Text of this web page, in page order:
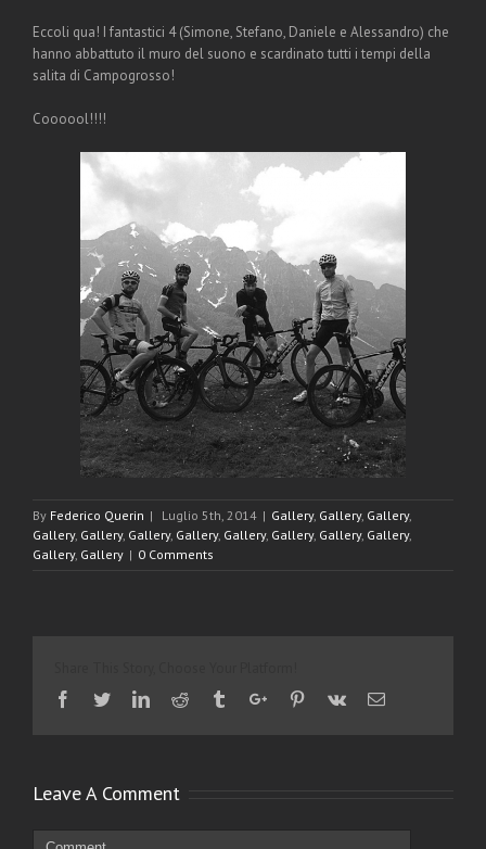
Eccoli qua! I fantastici 4 (Simone, Stefano, Daniele e Alessandro) che
hanno abbattuto il muro del suono e scardinato tutti i tempi della
salita di Campogrosso!
Coooool!!!!
By Federico Querin | Luglio 5th, 2014 | Gallery, Gallery, Gallery,
Gallery, Gallery, Gallery, Gallery, Gallery, Gallery, Gallery, Gallery,
Gallery, Gallery | 0 Comments
Facebook
TwitterLinkedinReddit TumblrGoogle+Pinterest
Vk Email
Leave A Comment
Comment